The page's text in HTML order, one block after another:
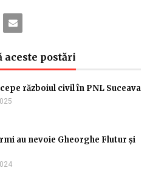
aceste postări
războiul civil în PNL Suceava
au nevoie Gheorghe Flutur și